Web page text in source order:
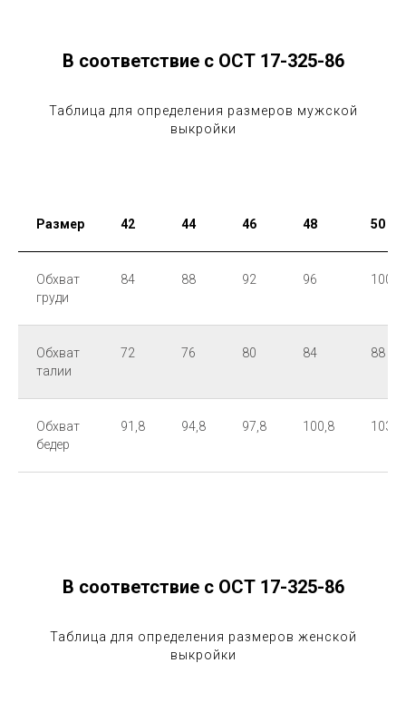
В соответствие с ОСТ 17-325-86
Таблица для определения размеров мужской
выкройки
Размер 42 44 46 48 50
Обхват
груди
84 88 92 96 100
Обхват
талии
72 76 80 84 88
Обхват
бедер
91,8 94,8 97,8 100,8 103,8
В соответствие с ОСТ 17-325-86
Таблица для определения размеров женской
выкройки